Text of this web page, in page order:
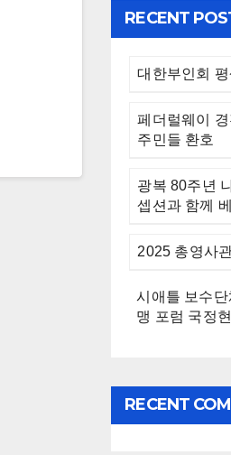
RECENT
대한부인회
페더럴웨이
주민들 환호
광복 80주년
셉션과 함께
2025 총영사
시애틀 보수
맹 포럼 국정
RECENT